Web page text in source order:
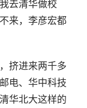
去清华做校
来，李彦宏都
挤进来两千多
电、华中科技
华北大这样的